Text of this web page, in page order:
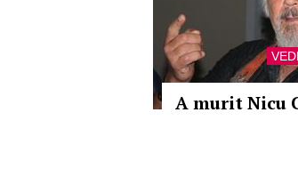
A murit Nicu